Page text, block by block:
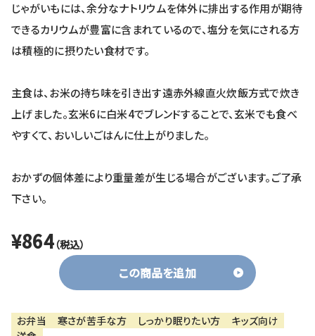
じゃがいもには、余分なナトリウムを体外に排出する作用が期待
できるカリウムが豊富に含まれているので、塩分を気にされる方
は積極的に摂りたい食材です。
主食は、お米の持ち味を引き出す遠赤外線直火炊飯方式で炊き
上げました。玄米6に白米4でブレンドすることで、玄米でも食べ
やすくて、おいしいごはんに仕上がりました。
おかずの個体差により重量差が生じる場合がございます。ご了承
下さい。
¥864（税込）
この商品を追加
お弁当 寒さが苦手な方 しっかり眠りたい方
キッズ向け